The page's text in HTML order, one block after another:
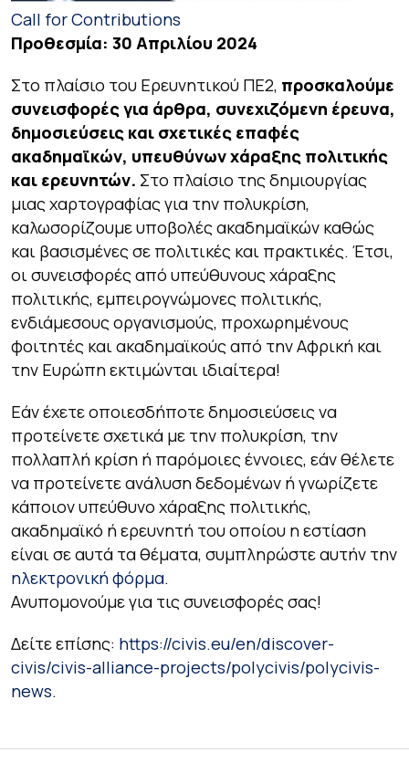
Call for Contributions
Προθεσμία: 30 Απριλίου 2024
Στο πλαίσιο του Ερευνητικού ΠΕ2, προσκαλούμε
συνεισφορές για άρθρα, συνεχιζόμενη έρευνα,
δημοσιεύσεις και σχετικές επαφές
ακαδημαϊκών, υπευθύνων χάραξης πολιτικής
και ερευνητών. Στο πλαίσιο της δημιουργίας
μιας χαρτογραφίας για την πολυκρίση,
καλωσορίζουμε υποβολές ακαδημαϊκών καθώς
και βασισμένες σε πολιτικές και πρακτικές. Έτσι,
οι συνεισφορές από υπεύθυνους χάραξης
πολιτικής, εμπειρογνώμονες πολιτικής,
ενδιάμεσους οργανισμούς, προχωρημένους
φοιτητές και ακαδημαϊκούς από την Αφρική και
την Ευρώπη εκτιμώνται ιδιαίτερα!
Εάν έχετε οποιεσδήποτε δημοσιεύσεις να
προτείνετε σχετικά με την πολυκρίση, την
πολλαπλή κρίση ή παρόμοιες έννοιες, εάν θέλετε
να προτείνετε ανάλυση δεδομένων ή γνωρίζετε
κάποιον υπεύθυνο χάραξης πολιτικής,
ακαδημαϊκό ή ερευνητή του οποίου η εστίαση
είναι σε αυτά τα θέματα, συμπληρώστε αυτήν την
ηλεκτρονική φόρμα.
Ανυπομονούμε για τις συνεισφορές σας!
Δείτε επίσης: https://civis.eu/en/discover-
civis/civis-alliance-projects/polycivis/polycivis-
news.